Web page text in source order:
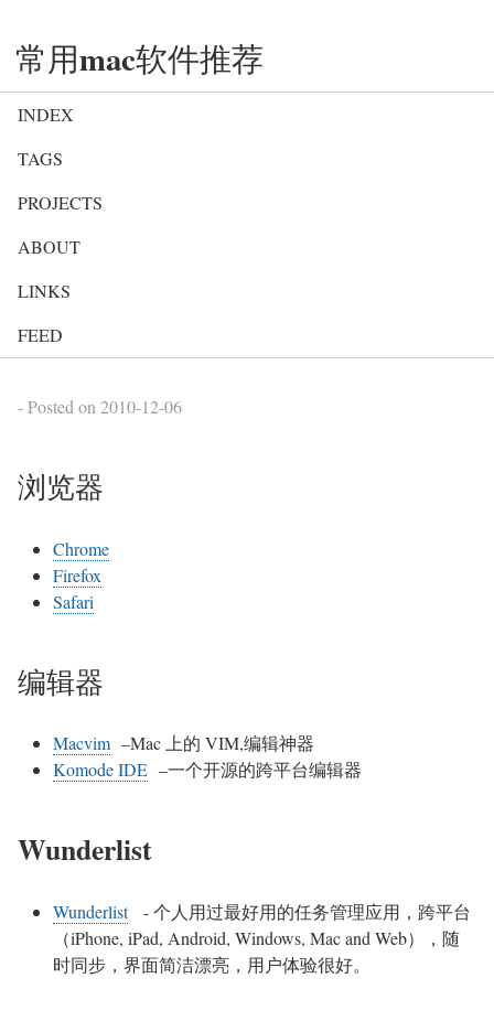
常用mac软件推荐
INDEX
TAGS
PROJECTS
ABOUT
LINKS
FEED
- Posted on 2010-12-06
浏览器
Chrome
Firefox
Safari
编辑器
Macvim –Mac 上的 VIM,编辑神器
Komode IDE –一个开源的跨平台编辑器
Wunderlist
Wunderlist
- 个人用过最好用的任务管理应用，跨平台
（iPhone, iPad, Android, Windows, Mac and Web），随
时同步，界面简洁漂亮，用户体验很好。